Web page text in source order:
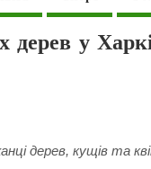
дерев у
дерев, кущів та